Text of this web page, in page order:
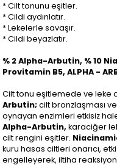
* Cilt tonunu eşitler.
* Cildi aydınlatır.
* Lekelerle savaşır.
* Cildi beyazlatır.
% 2 Alpha-Arbutin, % 10
Provitamin B5, ALPHA -
Cilt tonu eşitlemede ve leke
Arbutin;cilt bronzlaşması
oynayan enzimleri etkisiz
Alpha-Arbutin, karaciğer
cilt rengini eşitler.
kuru hasas ciltleri onarıcı,
engelleyerek, iltiha